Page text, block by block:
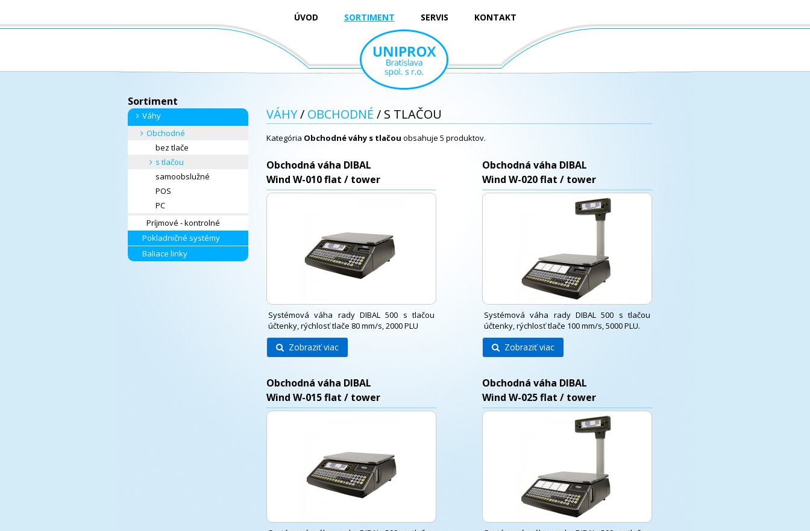
ÚVOD SORTIMENT SERVIS KONTAKT
Sortiment
Váhy
Obchodné
bez tlače
s tlačou
samoobslužné
POS
PC
Príjmové - kontrolné
Pokladničné systémy
Baliace linky
VÁHY/ OBCHODNÉ / S TLAČOU
Kategória Obchodné váhy s tlačou obsahuje 5 produktov.
Obchodná váha DIBAL
Wind W-010 flat / tower
Systémová váha rady DIBAL 500 s tlačou
účtenky, rýchlosť tlače 80 mm/s, 2000 PLU
Zobraziť viac
Obchodná váha DIBAL
Wind W-020 flat / tower
Systémová váha rady DIBAL 500 s tlačou
účtenky, rýchlosť tlače 100 mm/s, 5000 PLU.
Zobraziť viac
Obchodná váha DIBAL
Wind W-015 flat / tower
Obchodná váha DIBAL
Wind W-025 flat / tower